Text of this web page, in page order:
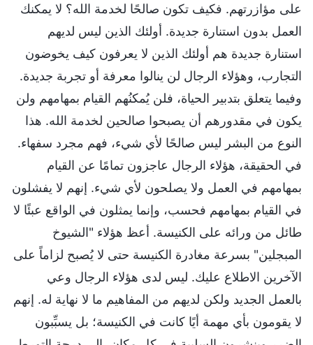
على مؤازرتهم. فكيف تكون صالحًا لخدمة الله؟ لا يمكنك
العمل بدون استنارة جديدة. أولئك الذين ليس لديهم
استنارة جديدة هم أولئك الذين لا يعرفون كيف يخوضون
التجارب، وهؤلاء الرجال لن ينالوا معرفة أو تجربة جديدة.
وفيما يتعلق بتدبير الحياة، فلن يُمكنُهم القيام بمهامهم ولن
يكون في مقدورهم أن يصبحوا صالحين لخدمة الله. هذا
النوع من البشر ليس صالحًا لأي شيء، فهم مجرد سفهاء.
في الحقيقة، هؤلاء الرجال عاجزون تمامًا عن القيام
بمهامهم في العمل ولا يصلحون لأي شيء. إنهم لا يفشلون
في القيام بمهامهم فحسب، وإنما يمثلون في الواقع عبئًا لا
طائل من ورائه على الكنيسة. أعظ هؤلاء "الشيوخ
المبجلين" بسرعة مغادرة الكنيسة حتى لا يُصبح لزاماً على
الآخرين الاطلاع عليك. ليس لدى هؤلاء الرجال وعي
بالعمل الجديد ولكن لديهم من المفاهيم ما لا نهاية له. إنهم
لا يقومون بأي مهمة أيًا كانت في الكنيسة؛ بل يسبِّبون